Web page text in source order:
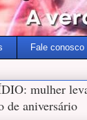
Fale conosco
mulher
de aniversário